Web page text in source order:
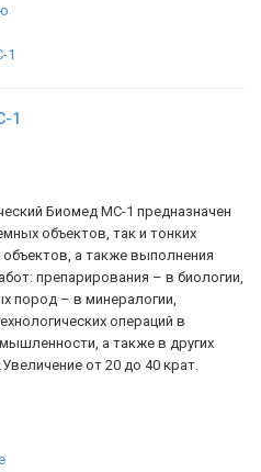
1
Биомед МС-1 предназначен
объектов, так и тонких
а также выполнения
препарирования – в биологии,
пород – в минералогии,
операций в
а также в других
от 20 до 40 крат.